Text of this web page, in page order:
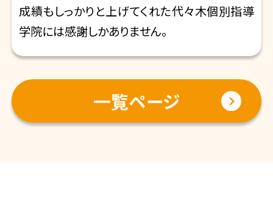
成績もしっかりと上げてくれた代々木個別指導
学院には感謝しかありません。
一覧ページ